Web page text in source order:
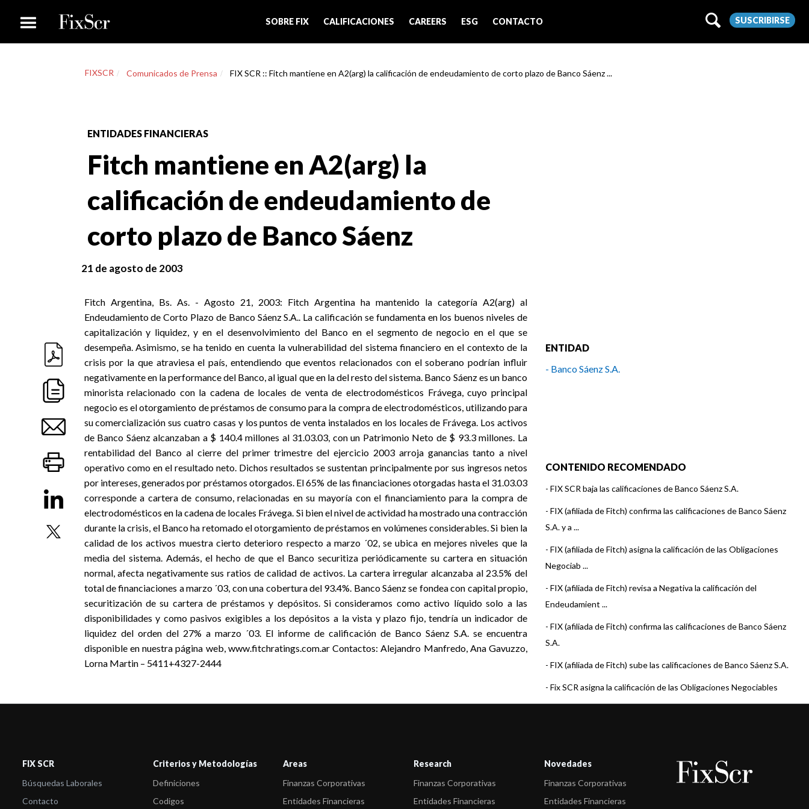
SOBRE FIX CALIFICACIONES CAREERS ESG CONTACTO SUSCRIBIRSE
FIXSCR Comunicados de Prensa FIX SCR :: Fitch mantiene en A2(arg) la calificación de endeudamiento de corto plazo de Banco Sáenz ...
ENTIDADES FINANCIERAS
Fitch mantiene en A2(arg) la
calificación de endeudamiento de
corto plazo de Banco Sáenz
21 de agosto de 2003
Fitch Argentina, Bs. As. - Agosto 21, 2003: Fitch Argentina ha mantenido la categoría A2(arg) al
Endeudamiento de Corto Plazo de Banco Sáenz S.A.. La calificación se fundamenta en los buenos niveles de
capitalización y liquidez, y en el desenvolvimiento del Banco en el segmento de negocio en el que se
desempeña. Asimismo, se ha tenido en cuenta la vulnerabilidad del sistema financiero en el contexto de la
crisis por la que atraviesa el país, entendiendo que eventos relacionados con el soberano podrían influir
negativamente en la performance del Banco, al igual que en la del resto del sistema. Banco Sáenz es un banco
minorista relacionado con la cadena de locales de venta de electrodomésticos Frávega, cuyo principal
negocio es el otorgamiento de préstamos de consumo para la compra de electrodomésticos, utilizando para
su comercialización sus cuatro casas y los puntos de venta instalados en los locales de Frávega. Los activos
de Banco Sáenz alcanzaban a $ 140.4 millones al 31.03.03, con un Patrimonio Neto de $ 93.3 millones. La
rentabilidad del Banco al cierre del primer trimestre del ejercicio 2003 arroja ganancias tanto a nivel
operativo como en el resultado neto. Dichos resultados se sustentan principalmente por sus ingresos netos
por intereses, generados por préstamos otorgados. El 65% de las financiaciones otorgadas hasta el 31.03.03
corresponde a cartera de consumo, relacionadas en su mayoría con el financiamiento para la compra de
electrodomésticos en la cadena de locales Frávega. Si bien el nivel de actividad ha mostrado una contracción
durante la crisis, el Banco ha retomado el otorgamiento de préstamos en volúmenes considerables. Si bien la
calidad de los activos muestra cierto deterioro respecto a marzo ´02, se ubica en mejores niveles que la
media del sistema. Además, el hecho de que el Banco securitiza periódicamente su cartera en situación
normal, afecta negativamente sus ratios de calidad de activos. La cartera irregular alcanzaba al 23.5% del
total de financiaciones a marzo ´03, con una cobertura del 93.4%. Banco Sáenz se fondea con capital propio,
securitización de su cartera de préstamos y depósitos. Si consideramos como activo líquido solo a las
disponibilidades y como pasivos exigibles a los depósitos a la vista y plazo fijo, tendría un indicador de
liquidez del orden del 27% a marzo ´03. El informe de calificación de Banco Sáenz S.A. se encuentra
disponible en nuestra página web, www.fitchratings.com.ar Contactos: Alejandro Manfredo, Ana Gavuzzo,
Lorna Martin – 5411+4327-2444
ENTIDAD
- Banco Sáenz S.A.
CONTENIDO RECOMENDADO
- FIX SCR baja las calificaciones de Banco Sáenz S.A.
- FIX (afiliada de Fitch) confirma las calificaciones de Banco Sáenz
S.A. y a ...
- FIX (afiliada de Fitch) asigna la calificación de las Obligaciones
Negociab ...
- FIX (afiliada de Fitch) revisa a Negativa la calificación del
Endeudamient ...
- FIX (afiliada de Fitch) confirma las calificaciones de Banco Sáenz
S.A.
- FIX (afiliada de Fitch) sube las calificaciones de Banco Sáenz S.A.
- Fix SCR asigna la calificación de las Obligaciones Negociables
Serie VIII d ...
- FIX revisó a Estable la perspectiva de varias Entidades Financieras
-FIX (afiliada de Fitch) asigna la calificación de las ON Serie VII d ...
FIX SCR
Búsquedas Laborales
Contacto
Criterios y Metodologías
Definiciones
Codigos
Areas
Finanzas Corporativas
Entidades Financieras
Research
Finanzas Corporativas
Entidades Financieras
Novedades
Finanzas Corporativas
Entidades Financieras